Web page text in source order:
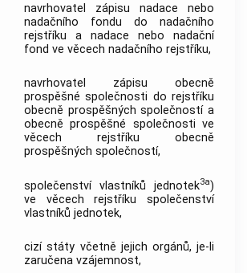
navrhovatel zápisu nadace nebo
nadačního fondu do nadačního
rejstříku a nadace nebo nadační
fond ve věcech nadačního rejstříku,
navrhovatel zápisu obecně
prospěšné společnosti do rejstříku
obecně prospěšných společností a
obecně prospěšné společnosti ve
věcech rejstříku obecně
prospěšných společností,
společenství vlastníků jednotek3a)
ve věcech rejstříku společenství
vlastníků jednotek,
cizí státy včetně jejich orgánů, je-li
zaručena vzájemnost,